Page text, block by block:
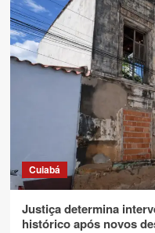
Cuiabá
Justiça determina
histórico após novos